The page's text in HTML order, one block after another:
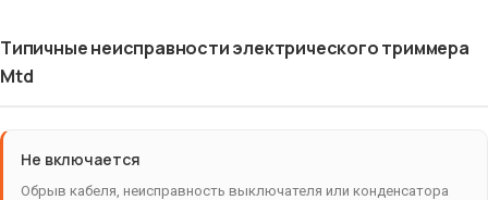
Типичные неисправности электрического триммера
Mtd
Не включается
Обрыв кабеля, неисправность выключателя или конденсатора